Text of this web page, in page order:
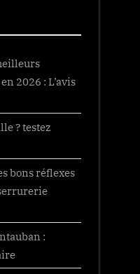
2026 : L’avis
? testez
bons réflexes
: